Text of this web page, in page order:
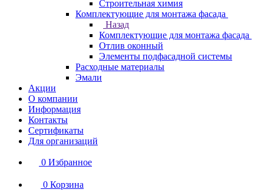
Строительная химия
Комплектующие для монтажа фасада
Назад
Комплектующие для монтажа фасада
Отлив оконный
Элементы подфасадной системы
Расходные материалы
Эмали
Акции
О компании
Информация
Контакты
Сертификаты
Для организаций
0 Избранное
0 Корзина